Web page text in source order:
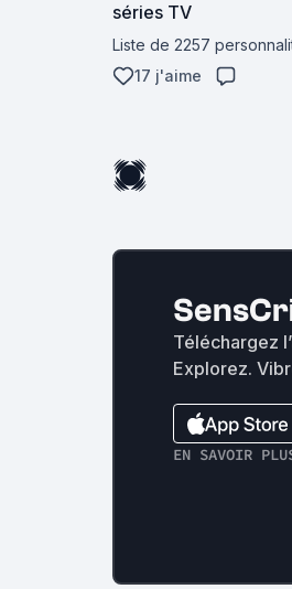
séries TV
Liste de 2257
17 j'aime
Téléchargez
Explorez.
EN SAVOIR